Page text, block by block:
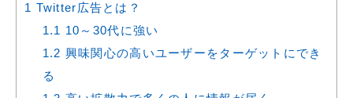
1 Twitter広告とは？
1.1 10～30代に強い
1.2 興味関心の高いユーザーをターゲットにでき
る